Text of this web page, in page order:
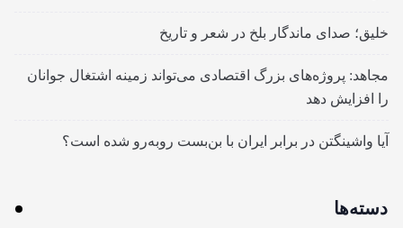
خلیق؛ صدای ماندگار بلخ در شعر و تاریخ
مجاهد: پروژه‌های بزرگ اقتصادی می‌تواند زمینه اشتغال جوانان
را افزایش دهد
آیا واشینگتن در برابر ایران با بن‌بست روبه‌رو شده است؟
دسته‌ها